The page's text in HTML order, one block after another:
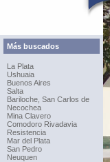
Más buscados
La Plata
Ushuaia
Buenos Aires
Salta
Bariloche, San Carlos de
Necochea
Mina Clavero
Comodoro Rivadavia
Resistencia
Mar del Plata
San Pedro
Neuquen